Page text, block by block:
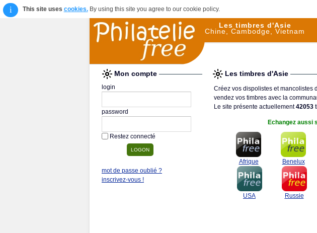
i This site uses cookies.By using this site you agree to our cookie policy.
Les timbres d'Asie
Chine, Cambodge, Vietnam
Mon compte
login
password
Restez connecté
mot de passe oublié ?
inscrivez-vous !
Les timbres d'Asie
Créez vos dispolistes et mancolistes
vendez vos timbres avec la
Le site présente actuellement42053
Echangez aussi
Afrique Benelux
USA Russie